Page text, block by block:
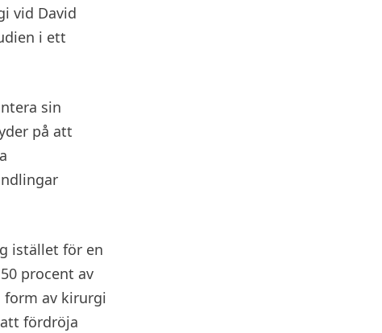
vid David
i ett
sin
på att
istället för en
procent av
form av kirurgi
fördröja